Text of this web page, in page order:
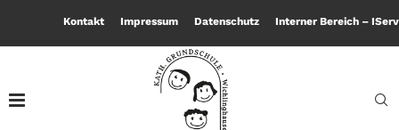
Kontakt Impressum Datenschutz Interner Bereich – IServ